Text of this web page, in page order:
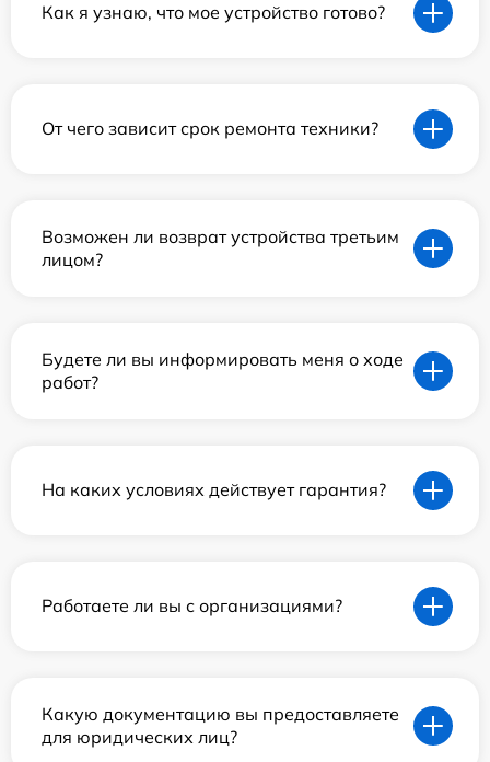
Как я узнаю, что мое устройство готово?
От чего зависит срок ремонта техники?
Возможен ли возврат устройства третьим
лицом?
Будете ли вы информировать меня о ходе
работ?
На каких условиях действует гарантия?
Работаете ли вы с организациями?
Какую документацию вы предоставляете
для юридических лиц?